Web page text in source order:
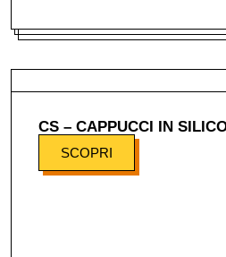
CS – CAPPUCCI IN
SCOPRI